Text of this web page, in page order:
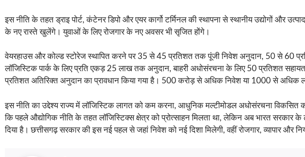
इस नीति के तहत ड्राइ पोर्ट, कंटेनर डिपो और एयर कार्गो टर्मिनल की स्थापना से स्थानीय उद्योगों और
के नए रास्ते खुलेंगे। युवाओं के लिए रोजगार के नए अवसर भी सृजित होंगे।
वेयरहाउस और कोल्ड स्टोरेज स्थापित करने पर 35 से 45 प्रतिशत तक पूंजी निवेश अनुदान, 50 से 60
लॉजिस्टिक पार्क के लिए प्रति एकड़ 25 लाख तक अनुदान, बाहरी अधोसंरचना के लिए 50 प्रतिशत
प्रतिशत अतिरिक्त अनुदान का प्रावधान किया गया है। 500 करोड़ से अधिक निवेश या 1000 से अधिक
इस नीति का उद्देश्य राज्य में लॉजिस्टिक लागत को कम करना, आधुनिक मल्टीमोडल अधोसंरचना
कि पहले औद्योगिक नीति के तहत लॉजिस्टिक्स क्षेत्र को प्रोत्साहन मिलता था, लेकिन अब भारत
दिया है। छत्तीसगढ़ सरकार की इस नई पहल से जहां निवेश को नई दिशा मिलेगी, वहीं रोजगार, व्यापार और